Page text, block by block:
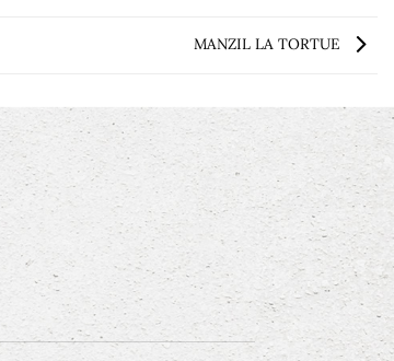
MANZIL LA TORTUE